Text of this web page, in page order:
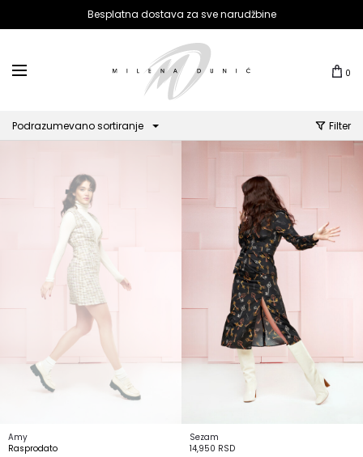
Besplatna dostava za sve narudžbine
0
Podrazumevano sortiranje Filter
Amy
Rasprodato
Sezam
14,950 RSD